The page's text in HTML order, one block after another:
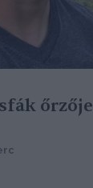
őrzője